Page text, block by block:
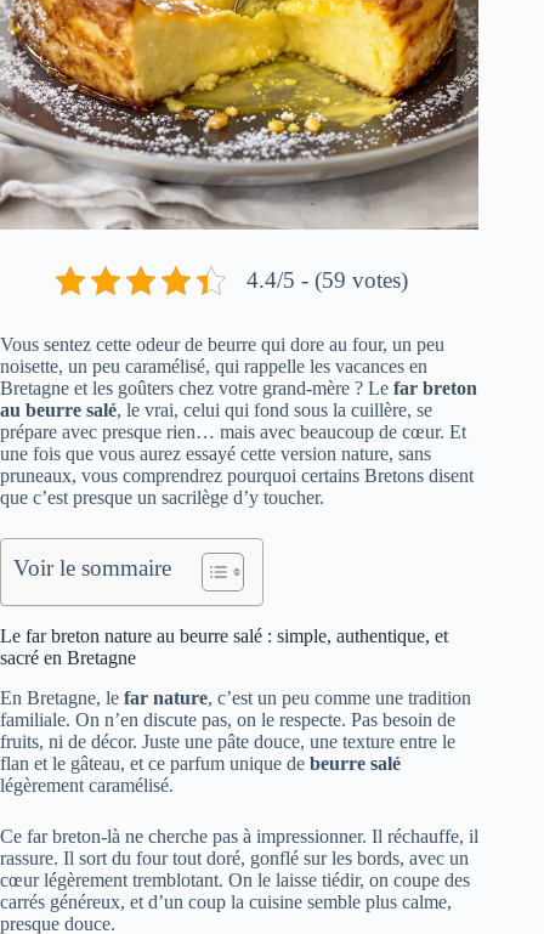
4.4/5 - (59 votes)
Vous sentez cette odeur de beurre qui dore au four, un peu
noisette, un peu caramélisé, qui rappelle les vacances en
Bretagne et les goûters chez votre grand-mère ? Le far breton
au beurre salé, le vrai, celui qui fond sous la cuillère, se
prépare avec presque rien… mais avec beaucoup de cœur. Et
une fois que vous aurez essayé cette version nature, sans
pruneaux, vous comprendrez pourquoi certains Bretons disent
que c’est presque un sacrilège d’y toucher.
Voir le sommaire
Le far breton nature au beurre salé : simple, authentique, et
sacré en Bretagne
En Bretagne, le far nature, c’est un peu comme une tradition
familiale. On n’en discute pas, on le respecte. Pas besoin de
fruits, ni de décor. Juste une pâte douce, une texture entre le
flan et le gâteau, et ce parfum unique de beurre salé
légèrement caramélisé.
Ce far breton-là ne cherche pas à impressionner. Il réchauffe, il
rassure. Il sort du four tout doré, gonflé sur les bords, avec un
cœur légèrement tremblotant. On le laisse tiédir, on coupe des
carrés généreux, et d’un coup la cuisine semble plus calme,
presque douce.